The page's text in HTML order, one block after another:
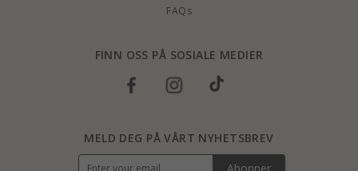
FAQs
FINN OSS PÅ SOSIALE MEDIER
MELD DEG PÅ VÅRT NYHETSBREV